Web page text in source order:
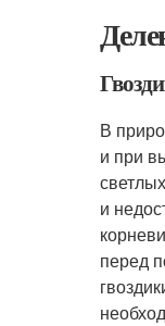
В
и при
и
перед